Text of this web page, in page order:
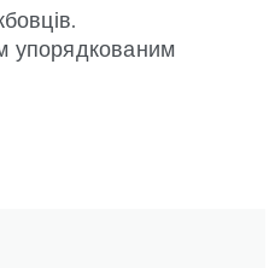
упорядкованим